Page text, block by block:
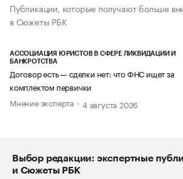
Публикации, которые получают больше
в Сюжеты РБК
АССОЦИАЦИЯ ЮРИСТОВ В СФЕРЕ ЛИКВИДАЦИИ И
БАНКРОТСТВА
Договор есть — сделки нет: что ФНС ищет за
комплектом первички
Мнение эксперта
4 августа 2026
Выбор редакции: экспертные
и Сюжеты РБК